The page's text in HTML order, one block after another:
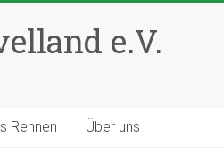
e.V.
Rennen Über uns